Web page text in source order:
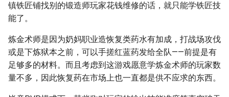
镇铁匠铺找别的锻造师玩家花钱维修的话，就只能学铁匠技
能了。
炼金术师是因为奶妈职业造恢复类药水有加成，打战场攻伐
或是下炼狱本之前，可以手搓红蓝药发给全队——前提是有
足够多的材料。而且考虑到这游戏愿意学炼金术师的玩家数
量不多，因此恢复药在市场上也一直都是供不应求的东西。